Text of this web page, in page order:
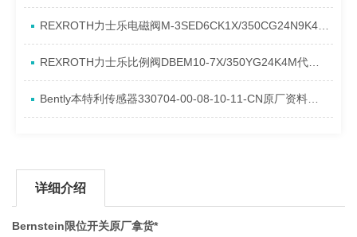
REXROTH力士乐电磁阀M-3SED6CK1X/350CG24N9K4进口现货介绍
REXROTH力士乐比例阀DBEM10-7X/350YG24K4M代理资料
Bently本特利传感器330704-00-08-10-11-CN原厂资料介绍
详细介绍
Bernstein限位开关原厂拿货*